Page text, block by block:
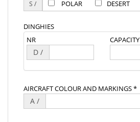
POLAR
DESERT
DINGHIES
NR
D /
CAPACITY
AIRCRAFT COLOUR AND MARKINGS *
A /